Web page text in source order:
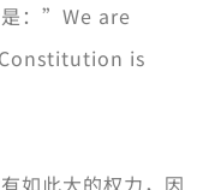
：”We are
is
如此大的权力，因